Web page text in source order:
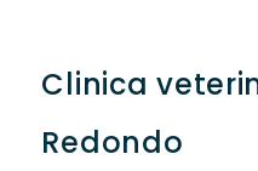
Clinica
Redondo